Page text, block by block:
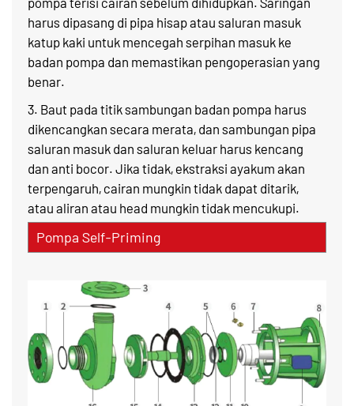
harus dipasang di pipa hisap atau saluran masuk
katup kaki untuk mencegah serpihan masuk ke
badan pompa dan memastikan pengoperasian yang
benar.
3. Baut pada titik sambungan badan pompa harus
dikencangkan secara merata, dan sambungan pipa
saluran masuk dan saluran keluar harus kencang
dan anti bocor. Jika tidak, ekstraksi ayakum akan
terpengaruh, cairan mungkin tidak dapat ditarik,
atau aliran atau head mungkin tidak mencukupi.
Pompa Self-Priming